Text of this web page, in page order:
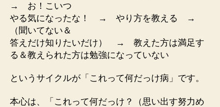
→ お！こいつ
やる気になったな！ → やり方を教える →
（聞いてない＆
答えだけ知りたいだけ） → 教えた方は満足す
る＆教えられた方は勉強になっていない
というサイクルが「これって何だっけ病」です。
本心は、「これって何だっけ？（思い出す努力め